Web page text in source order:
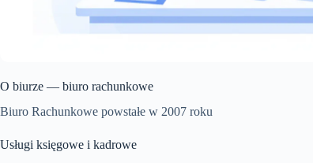
O biurze — biuro rachunkowe
Biuro Rachunkowe powstałe w 2007 roku
Usługi księgowe i kadrowe